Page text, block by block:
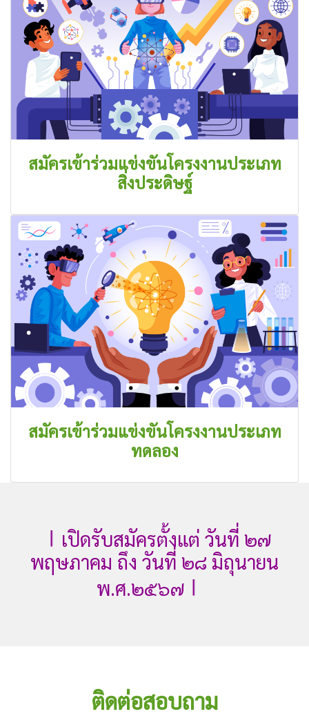
สมัครเข้าร่วมแข่งขันโครงงานประเภท
สิ่งประดิษฐ์
สมัครเข้าร่วมแข่งขันโครงงานประเภท
ทดลอง
| | |
เปิดรับสมัครตั้งแต่ วันที่ ๒๗
พฤษภาคม ถึง วันที่ ๒๘ มิถุนายน
พ.ศ.๒๕๖๗
| | |
ติดต่อสอบถาม